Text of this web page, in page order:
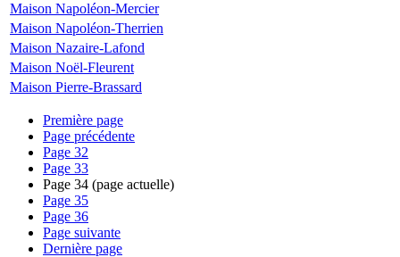
Maison Napoléon-Mercier
Maison Napoléon-Therrien
Maison Nazaire-Lafond
Maison Noël-Fleurent
Maison Pierre-Brassard
Première page
Page précédente
Page 32
Page 33
Page 34 (page actuelle)
Page 35
Page 36
Page suivante
Dernière page